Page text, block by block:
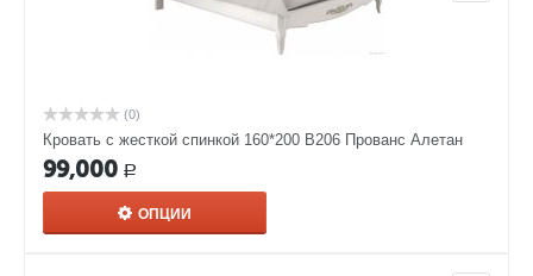
(0)
Кровать с жесткой спинкой 160*200 В206 Прованс Алетан
99,000 Р
ОПЦИИ